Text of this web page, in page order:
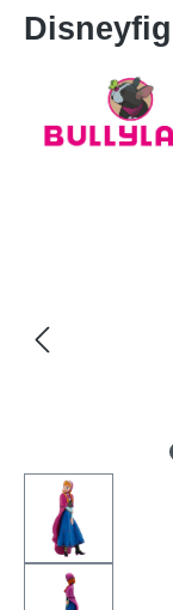
Bildergalerie